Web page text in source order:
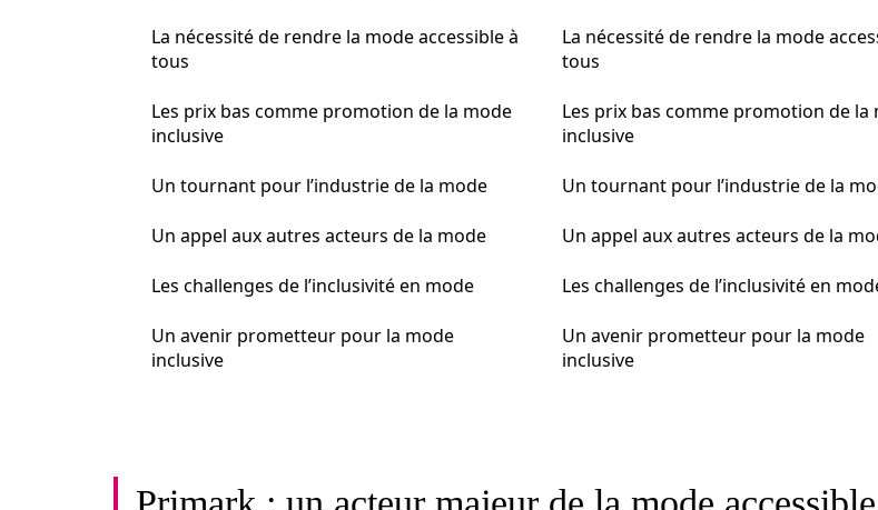
La nécessité de rendre la mode accessible à
tous
Les prix bas comme promotion de la mode
inclusive
Un tournant pour l’industrie de la mode
Un appel aux autres acteurs de la mode
Les challenges de l’inclusivité en mode
Un avenir prometteur pour la mode
inclusive
La nécessité de rendre la mode
tous
Les prix bas comme promotion de la
inclusive
Un tournant pour l’industrie de la
Un appel aux autres acteurs de la
Les challenges de l’inclusivité en
Un avenir prometteur pour la mode
inclusive